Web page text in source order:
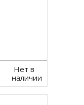
Нет в
наличии